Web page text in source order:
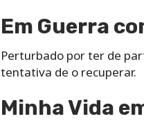
Em Guerra
Perturbado por ter de
tentativa de o recuperar.
Minha Vida